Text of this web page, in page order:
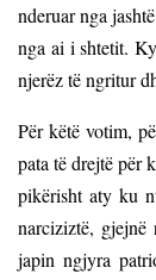
nderuar nga
nga ai i shtetit.
njerëz të ngritur
Për këtë votim,
pata të drejtë për
pikërisht aty ku
narciziztë,
japin ngjyra